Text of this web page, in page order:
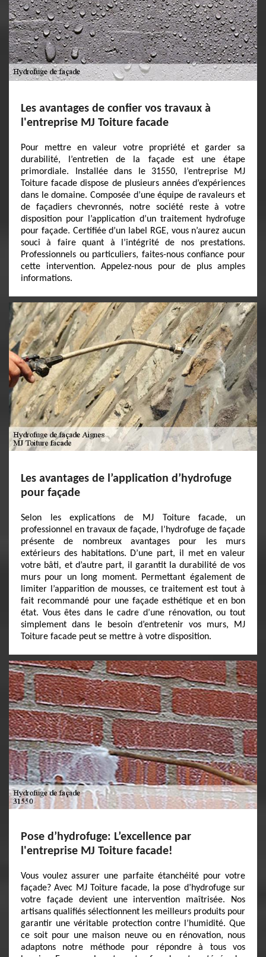
Les avantages de confier vos travaux à
l'entreprise MJ Toiture facade
Pour mettre en valeur votre propriété et garder sa
durabilité, l’entretien de la façade est une étape
primordiale. Installée dans le 31550, l’entreprise MJ
Toiture facade dispose de plusieurs années d’expériences
dans le domaine. Composée d’une équipe de ravaleurs et
de façadiers chevronnés, notre société reste à votre
disposition pour l’application d’un traitement hydrofuge
pour façade. Certifiée d’un label RGE, vous n’aurez aucun
souci à faire quant à l’intégrité de nos prestations.
Professionnels ou particuliers, faites-nous confiance pour
cette intervention. Appelez-nous pour de plus amples
informations.
Les avantages de l’application d’hydrofuge
pour façade
Selon les explications de MJ Toiture facade, un
professionnel en travaux de façade, l’hydrofuge de façade
présente de nombreux avantages pour les murs
extérieurs des habitations. D’une part, il met en valeur
votre bâti, et d’autre part, il garantit la durabilité de vos
murs pour un long moment. Permettant également de
limiter l’apparition de mousses, ce traitement est tout à
fait recommandé pour une façade esthétique et en bon
état. Vous êtes dans le cadre d’une rénovation, ou tout
simplement dans le besoin d’entretenir vos murs, MJ
Toiture facade peut se mettre à votre disposition.
Pose d’hydrofuge: L’excellence par
l'entreprise MJ Toiture facade!
Vous voulez assurer une parfaite étanchéité pour votre
façade? Avec MJ Toiture facade, la pose d’hydrofuge sur
votre façade devient une intervention maîtrisée. Nos
artisans qualifiés sélectionnent les meilleurs produits pour
garantir une véritable protection contre l’humidité. Que
ce soit pour une maison neuve ou en rénovation, nous
adaptons notre méthode pour répondre à tous vos